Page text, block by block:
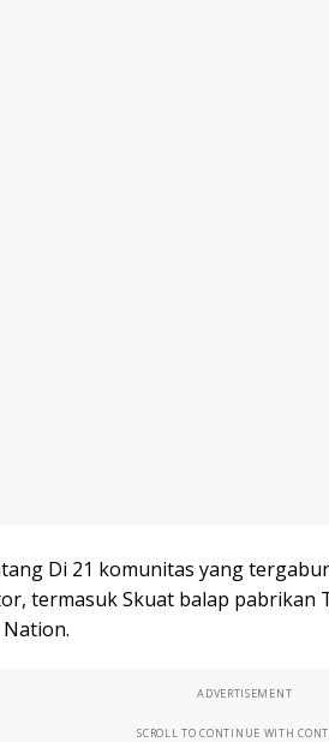
Di 21 komunitas yang
termasuk Skuat balap pabrikan
ADVERTISEMENT
SCROLL TO CONTINUE WITH